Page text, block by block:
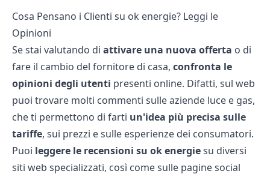
Cosa Pensano i Clienti su ok energie? Leggi le
Opinioni
Se stai valutando di attivare una nuova offerta o di
fare il cambio del fornitore di casa, confronta le
opinioni degli utenti presenti online. Difatti, sul web
puoi trovare molti commenti sulleaziende luce e gas,
che ti permettono di farti un'idea più precisa sulle
tariffe, sui prezzi e sulle esperienze dei consumatori.
Puoi leggere le recensioni su ok energiesu diversi
siti web specializzati, così come sulle pagine social